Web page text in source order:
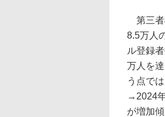
第三者
8.5万人
ル登録
万人を
う点で
→2024
が増加傾